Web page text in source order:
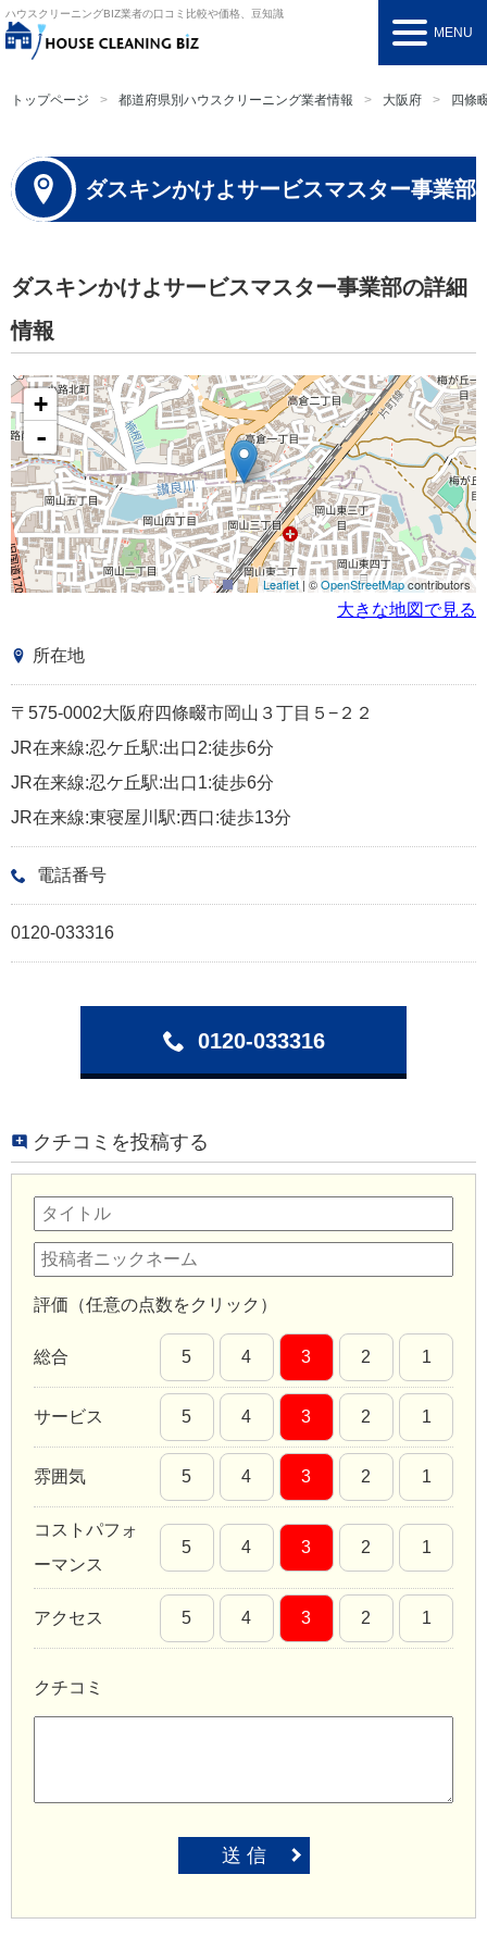
ハウスクリーニングBIZ業者の口コミ比較や価格、豆知識
MENU
トップページ 都道府県別ハウスクリーニング業者情報 大阪府 四條
ダスキンかけよサービスマスター事業部
ダスキンかけよサービスマスター事業部の詳細
情報
+
-
Leaflet| ©OpenStreetMapcontributors
大きな地図で見る
所在地
〒575-0002大阪府四條畷市岡山３丁目５−２２
JR在来線:忍ケ丘駅:出口2:徒歩6分
JR在来線:忍ケ丘駅:出口1:徒歩6分
JR在来線:東寝屋川駅:西口:徒歩13分
電話番号
0120-033316
0120-033316
クチコミを投稿する
評価（任意の点数をクリック）
総合 5 4 3 2 1
サービス 5 4 3 2 1
雰囲気 5 4 3 2 1
コストパフォ
ーマンス
5 4 3 2 1
アクセス 5 4 3 2 1
クチコミ
送 信